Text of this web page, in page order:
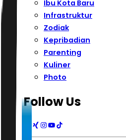
Ibu Kota Baru
Infrastruktur
Zodiak
Kepribadian
Parenting
Kuliner
Photo
Follow Us